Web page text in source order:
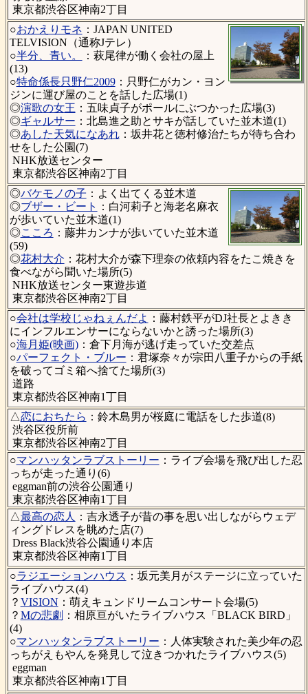
東京都渋谷区神南2丁目
○おかえりモネ ：JAPAN UNITED
TELVISION（通称Jテレ）
○半分、青い。
：萩尾律が働く会社の屋上
(13)
○特命係長只野仁2009：只野仁がカン・ヨン
ジンに運び屋のことを話した広場(1)
◎演歌の女王 ：五味貞子がポールにぶつかった広場(3)
◎ギャルサー ：北島進之助とサキが話していた並木道(1)
◎あした天気になあれ：坂井花と徳村修治たちが待ち合わ
せをした公園(7)
NHK放送センター
東京都渋谷区神南2丁目
◎バケモノの子 ：よく出てくる並木道
◎ブザー・ビート
：白河莉子と海老名麻衣
が歩いていた並木道(1)
◎こころ ：藤井カンナが歩いていた並木道
(59)
◎花村大介 ：花村大介が森下理奈の依頼内容をたこ焼きを
食べながら聞いた場所(5)
NHK放送センター東遊歩道
東京都渋谷区神南2丁目
○会社は学校じゃねぇんだよ ：藤村鉄平がDJ社長とよきき
にインフルエンサーにならないかと誘った場所(3)
○海月姫(映画)：倉下月海が逃げ走っていた交差点
○パーフェクト・ブルー ：君塚奈々が宗田八重子からの手紙
を破ってゴミ箱へ捨てた場所(3)
道路
東京都渋谷区神南1丁目
△恋におちたら ：鈴木島男が桜庭に電話をした歩道(8)
渋谷区役所前
東京都渋谷区神南2丁目
○マンハッタンラブストーリー ：ライブ会場を飛び出した忍
っちが走った通り(6)
eggman前の渋谷公園通り
東京都渋谷区神南1丁目
△最高の恋人
：吉永透子が昔の事を思い出しながらウェデ
ィングドレスを眺めた店(7)
Dress Black渋谷公園通り本店
東京都渋谷区神南1丁目
○ラジエーションハウス ：坂元美月がステージに立っていた
ライブハウス(4)
？ VISION ：萌えキュンドリームコンサート会場(5)
？ Mの悲劇 ：相原亘がいたライブハウス「BLACK BIRD」
(4)
○マンハッタンラブストーリー ：人体実験された美少年の忍
っちがえもやんを発見して泣きつかれたライブハウス(5)
eggman
東京都渋谷区神南1丁目